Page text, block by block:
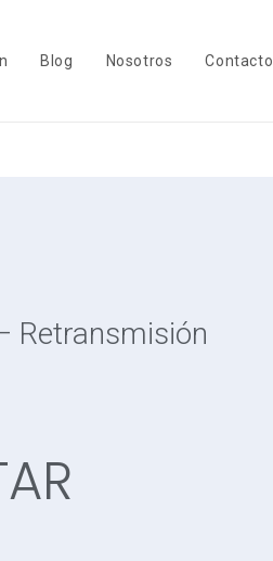
Blog Nosotros Contacto
Retransmisión